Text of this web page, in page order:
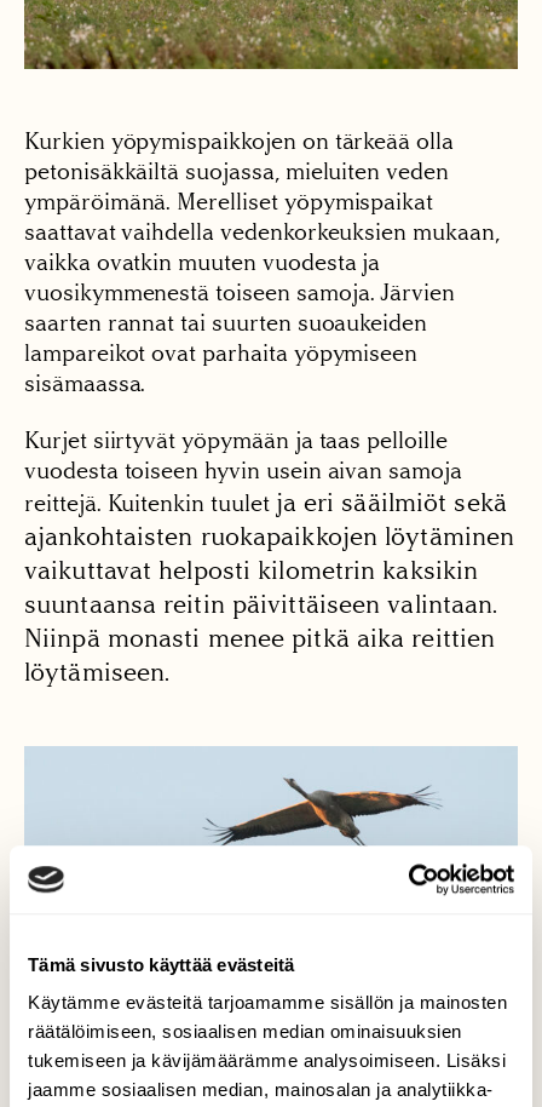
Tämä sivusto käyttää evästeitä
Käytämme evästeitä tarjoamamme sisällön ja mainosten
räätälöimiseen, sosiaalisen median ominaisuuksien
tukemiseen ja kävijämäärämme analysoimiseen. Lisäksi
jaamme sosiaalisen median, mainosalan ja analytiikka-
Kurkien yöpymispaikkojen on tärkeää olla
petonisäkkäiltä suojassa, mieluiten veden
ympäröimänä. Merelliset yöpymispaikat
saattavat vaihdella vedenkorkeuksien mukaan,
vaikka ovatkin muuten vuodesta ja
vuosikymmenestä toiseen samoja. Järvien
saarten rannat tai suurten suoaukeiden
lampareikot ovat parhaita yöpymiseen
sisämaassa.
Kurjet siirtyvät yöpymään ja taas pelloille
vuodesta toiseen hyvin usein aivan samoja
reittejä. Kuitenkin tuulet ja eri sääilmiöt sekä
ajankohtaisten ruokapaikkojen löytäminen
vaikuttavat helposti kilometrin kaksikin
suuntaansa reitin päivittäiseen valintaan.
Niinpä monasti menee pitkä aika reittien
löytämiseen.